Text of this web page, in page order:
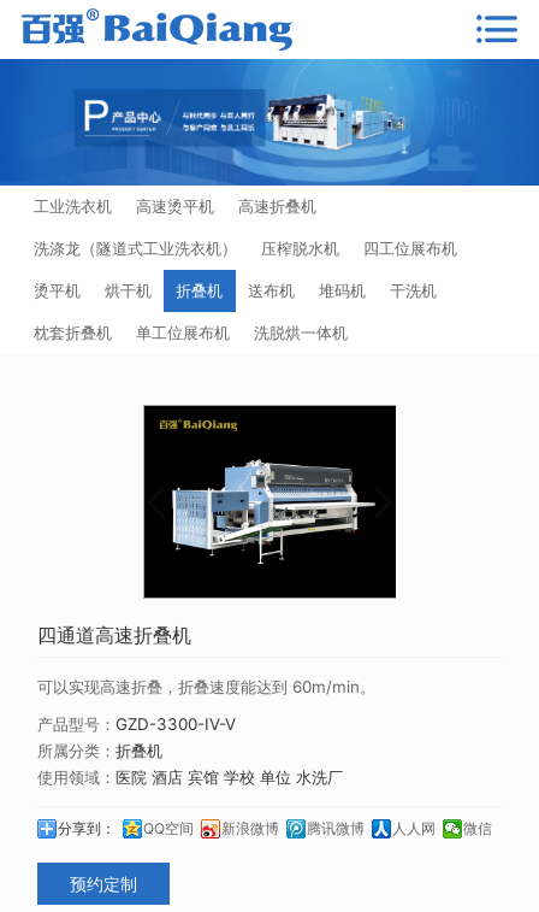
工业洗衣机 高速烫平机 高速折叠机
洗涤龙（隧道式工业洗衣机） 压榨脱水机 四工位展布机
烫平机 烘干机 折叠机 送布机 堆码机 干洗机
枕套折叠机 单工位展布机 洗脱烘一体机
四通道高速折叠机
可以实现高速折叠，折叠速度能达到 60m/min。
产品型号：GZD-3300-IV-V
所属分类：折叠机
使用领域：医院 酒店 宾馆 学校 单位 水洗厂
分享到： QQ空间 新浪微博 腾讯微博 人人网 微信
预约定制